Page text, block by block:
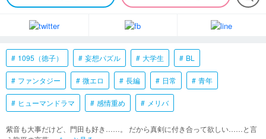
1095（徳子） 妄想パズル 大学生 BL
ファンタジー 微エロ 長編 日常 青年
ヒューマンドラマ 感情重め メリバ
紫音も大事だけど、門田も好き……。 だから真剣に付き合って欲しい……と言